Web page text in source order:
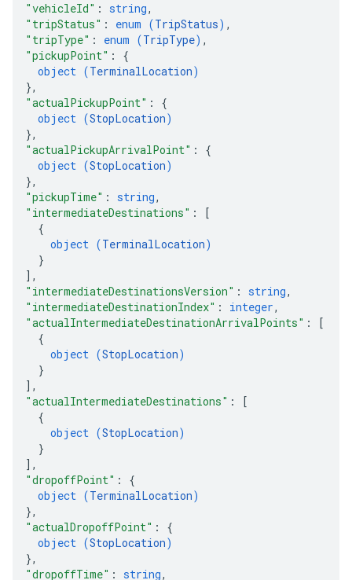
"vehicleId" : string,
"tripStatus" : enum (TripStatus) ,
"tripType" : enum (TripType) ,
"pickupPoint" : {
object (TerminalLocation)
},
"actualPickupPoint" : {
object (StopLocation)
},
"actualPickupArrivalPoint" : {
object (StopLocation)
},
"pickupTime" : string,
"intermediateDestinations" :
[
{
object (TerminalLocation)
}
] ,
"intermediateDestinationsVersion" : string,
"intermediateDestinationIndex" : integer,
"actualIntermediateDestinationArrivalPoints" :
[
{
object (StopLocation)
}
] ,
"actualIntermediateDestinations" :
[
{
object (StopLocation)
}
] ,
"dropoffPoint" : {
object (TerminalLocation)
},
"actualDropoffPoint" : {
object (StopLocation)
},
"dropoffTime" : string,